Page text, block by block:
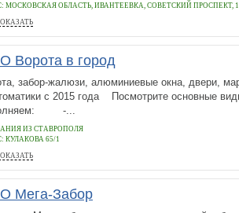
МОСКОВСКАЯ ОБЛАСТЬ, ИВАНТЕЕВКА, СОВЕТСКИЙ ПРОСПЕКТ,
588-92-71
Ворота в город
забор-жалюзи, алюминиевые окна, двери,
с 2015 года Посмотрите основные
-...
ИЗ СТАВРОПОЛЯ
КУЛАКОВА 65/1
Мега-Забор